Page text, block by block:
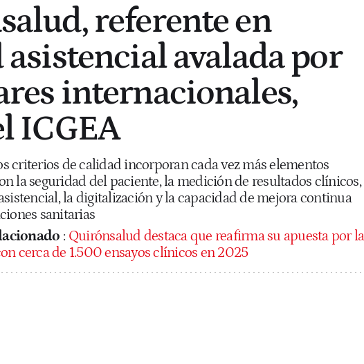
referente en
avalada por
internacionales,
ICGEA
criterios de calidad incorporan cada vez más elementos
la seguridad del paciente, la medición de resultados clínicos,
la digitalización y la capacidad de mejora continua
sanitarias
: Quirónsalud destaca que reafirma su apuesta por la
cerca de 1.500 ensayos clínicos en 2025